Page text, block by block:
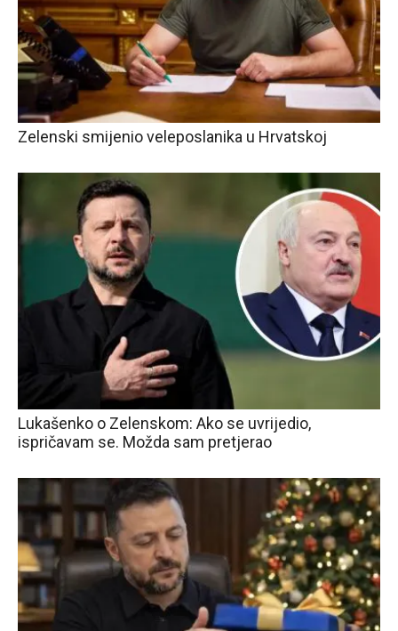
Zelenski smijenio veleposlanika u Hrvatskoj
Lukašenko o Zelenskom: Ako se uvrijedio,
ispričavam se. Možda sam pretjerao